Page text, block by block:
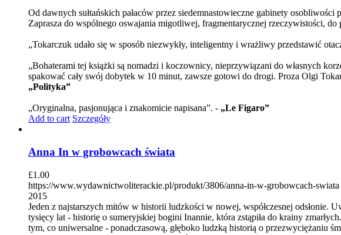
Od dawnych sułtańskich pałaców przez siedemnastowieczne gabinety
Zaprasza do wspólnego oswajania migotliwej, fragmentarycznej rzeczywistości,
„Tokarczuk udało się w sposób niezwykły, inteligentny i wrażliwy przedstawić
„Bohaterami tej książki są nomadzi i koczownicy, nieprzywiązani do własnych
spakować cały swój dobytek w 10 minut, zawsze gotowi do drogi. Proza Olgi
„Polityka”
„Oryginalna, pasjonująca i znakomicie napisana”. - „Le Figaro”
Add to cart Szczegóły
Anna In w grobowcach świata
£1.00
https://www.wydawnictwoliterackie.pl/produkt/3806/anna-in-w-grobowcach-swiata
2015
Jeden z najstarszych mitów w historii ludzkości w nowej, współczesnej odsłonie.
tysięcy lat - historię o sumeryjskiej bogini Inannie, która zstąpiła do krainy
tym, co uniwersalne - ponadczasową, głęboko ludzką historią o przezwyciężaniu